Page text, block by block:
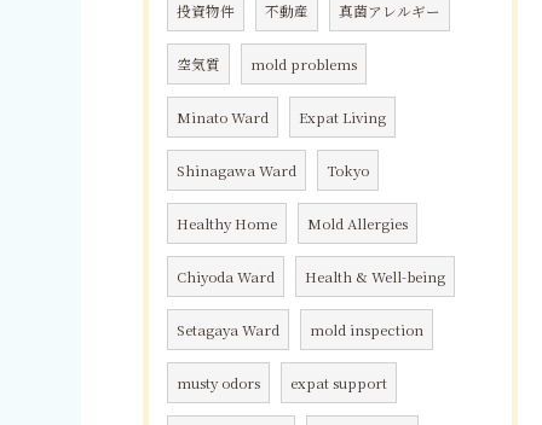
投資物件 不動産 真菌アレルギー
空気質 mold problems
Minato Ward Expat Living
Shinagawa Ward Tokyo
Healthy Home Mold Allergies
Chiyoda Ward Health & Well-being
Setagaya Ward mold inspection
musty odors expat support